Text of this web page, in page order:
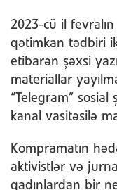
2023-cü il
qətimkan tədbiri
etibarən şəxsi
materiallar
“Telegram”
kanal vasitəsilə
Kompramatın
aktivistlər və
qadınlardan bir